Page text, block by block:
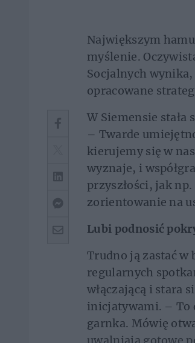
Największym
myślenie.
Socjalnych wynika,
opracowane
W Siemensie
– Twarde
kierujemy się w
wyznaje, i
przyszłości, jak
zorientowanie na
Lubi podnosić
Trudno ją zastać w
regularnych
włączającą i stara
inicjatywami. – To
garnka. Mówię
uwalniają gotowe